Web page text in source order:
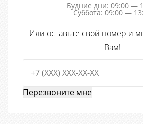
Будние дни: 09:00 —
Суббота: 09:00 —
Или оставьте свой номер и
Вам!